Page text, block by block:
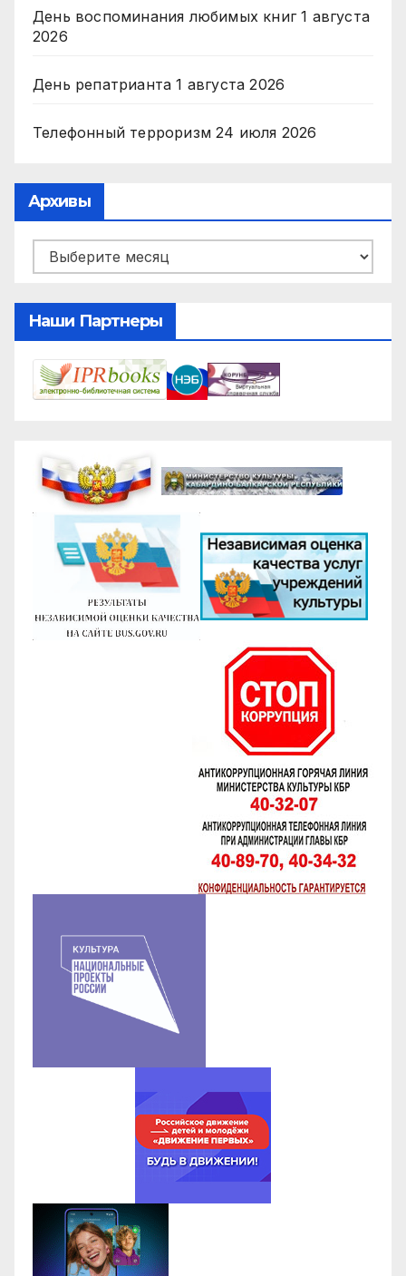
День воспоминания любимых книг 1 августа
2026
День репатрианта 1 августа 2026
Телефонный терроризм 24 июля 2026
Архивы
Архивы
Наши Партнеры